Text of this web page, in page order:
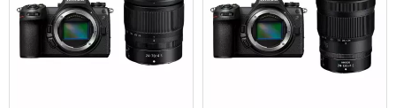
OCCASION